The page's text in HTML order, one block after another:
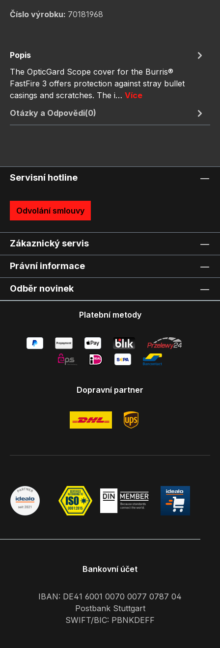
Číslo výrobku: 70181968
Popis
The OpticGard Scope cover for the Burris®
FastFire 3 offers protection against stray bullet
casings and scratches. The i… Více
Otázky a Odpovědi(0)
Servisní hotline
Odvolání smlouvy
Zákaznický servis
Právní informace
Odběr novinek
Platební metody
Dopravní partner
Bankovní účet
IBAN: DE41 6001 0070 0077 0787 04
Postbank Stuttgart
SWIFT/BIC: PBNKDEFF